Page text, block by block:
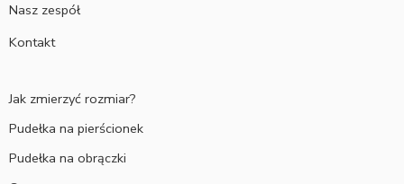
Nasz zespół
Kontakt
Jak zmierzyć rozmiar?
Pudełka na pierścionek
Pudełka na obrączki